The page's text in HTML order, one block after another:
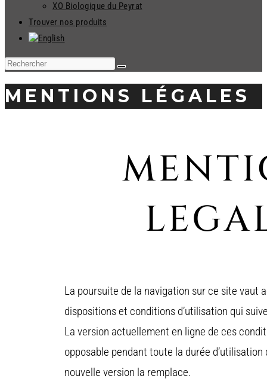
XO Biologique du Peyrat
Trouver nos produits
MENTIONS LÉGALES
La poursuite de la navigation sur ce site vaut
dispositions et conditions d’utilisation qui
La version actuellement en ligne de ces
opposable pendant toute la durée d’utilisation
nouvelle version la remplace.